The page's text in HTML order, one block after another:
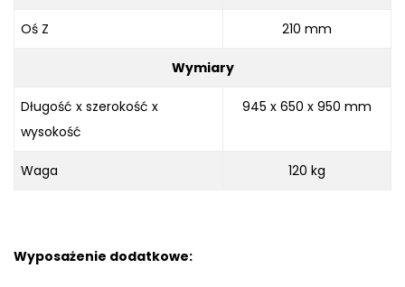
Oś Z 210 mm
Wymiary
Długość x szerokość x
wysokość
945 x 650 x 950 mm
Waga 120 kg
Wyposażenie dodatkowe: